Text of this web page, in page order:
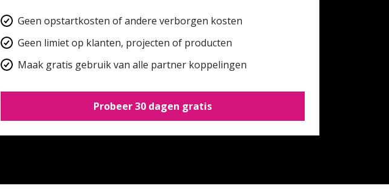
Geen opstartkosten of andere verborgen kosten
Geen limiet op klanten, projecten of producten
Maak gratis gebruik van alle partner koppelingen
Probeer 30 dagen gratis